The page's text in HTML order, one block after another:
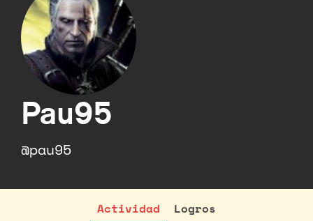
Pau95
@pau95
Actividad Logros